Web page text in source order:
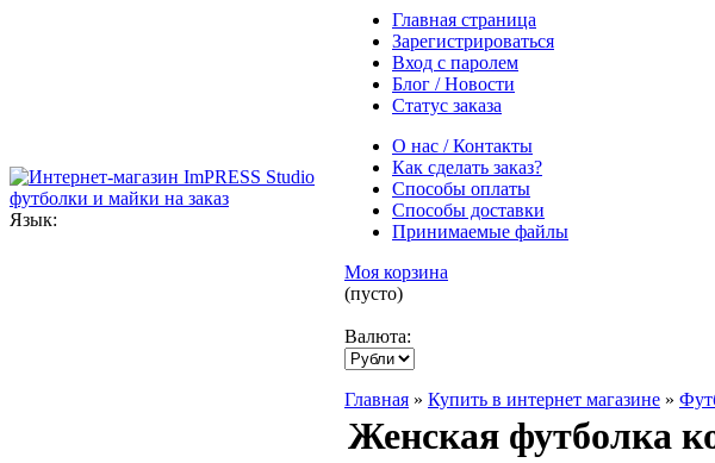
Язык:
Главная страница
Зарегистрироваться
Вход с паролем
Блог / Новости
Статус заказа
О нас / Контакты
Как сделать заказ?
Способы оплаты
Способы доставки
Принимаемые файлы
Моя корзина
(пусто)
Валюта:
Главная » Купить в интернет магазине »
Женская футболка